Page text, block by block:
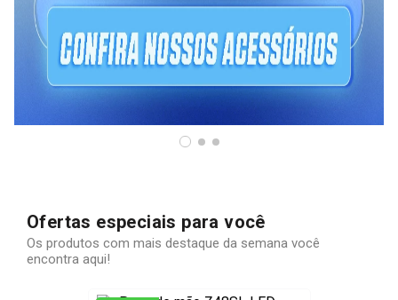
Ofertas especiais para você
Os produtos com mais destaque da semana você
encontra aqui!